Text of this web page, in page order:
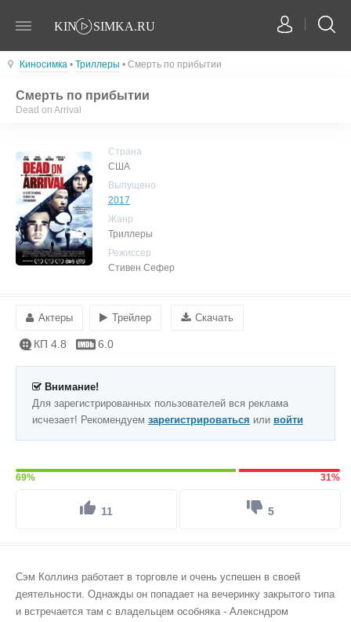
Киносимка • Триллеры • Смерть по прибытии
Смерть по прибытии
Dead on Arrival
Страна
США
Выпущено
2017
Жанр
Триллеры
Режиссер
Стивен Сефер
Актеры Трейлер Скачать
КП 4.8 6.0
Внимание!
Для зарегистрированных пользователей вся реклама
исчезает! Рекомендуем зарегистрироваться или войти
69% 31%
11 5
Сэм Коллинз работает в торговле и очень успешен в своей
деятельности. Однажды он попадает на вечеринку закрытого типа
и встречается там с владельцем особняка - Алексндром